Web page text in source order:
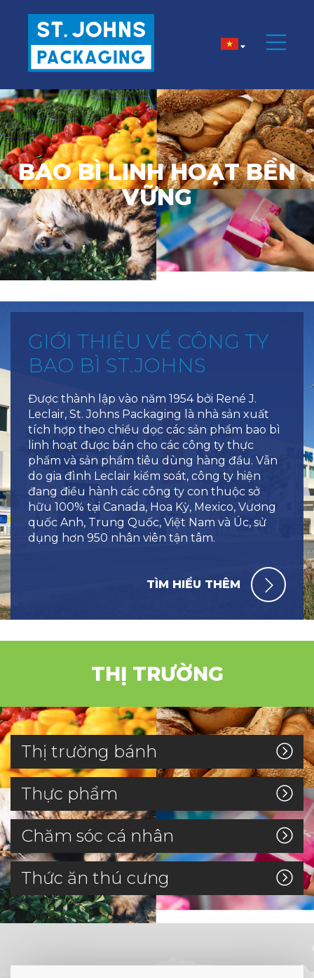
BAO BÌ LINH HOẠT BỀN
VỮNG
GIỚI THIỆU VỀ CÔNG TY
BAO BÌ ST.JOHNS
Được thành lập vào năm 1954 bởi René J.
Leclair, St. Johns Packaging là nhà sản xuất
tích hợp theo chiều dọc các sản phẩm bao bì
linh hoạt được bán cho các công ty thực
phẩm và sản phẩm tiêu dùng hàng đầu. Vẫn
do gia đình Leclair kiểm soát, công ty hiện
đang điều hành các công ty con thuộc sở
hữu 100% tại Canada, Hoa Kỳ, Mexico, Vương
quốc Anh, Trung Quốc, Việt Nam và Úc, sử
dụng hơn 950 nhân viên tận tâm.
TÌM HIỂU THÊM
THỊ TRƯỜNG
Thị trường bánh
Thực phẩm
Chăm sóc cá nhân
Thức ăn thú cưng